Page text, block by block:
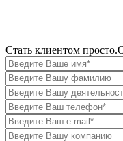
Cтать клиентом просто.